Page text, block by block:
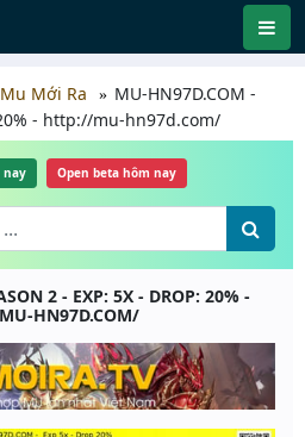
Mới Ra
MU-HN97D.COM -
- http://mu-hn97d.com/
nay Open beta hôm nay
2 - EXP: 5X - DROP: 20% -
HN97D.COM/